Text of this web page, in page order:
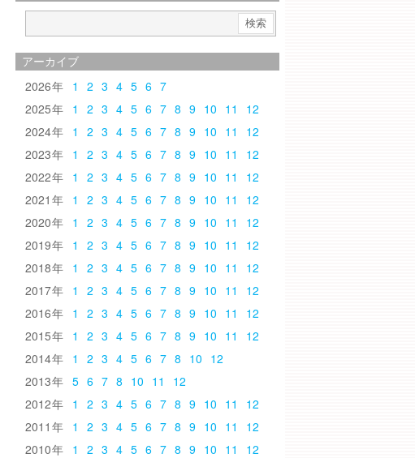
アーカイブ
2026 1 2 3 4 5 6 7
2025
1 2 3 4 5 6 7 8 9 10 11
12
2024
1 2 3 4 5 6 7 8 9 10 11
12
2023
1 2 3 4 5 6 7 8 9 10 11
12
2022
1 2 3 4 5 6 7 8 9 10 11
12
2021
1 2 3 4 5 6 7 8 9 10 11
12
2020
1 2 3 4 5 6 7 8 9 10 11
12
2019
1 2 3 4 5 6 7 8 9 10 11
12
2018
1 2 3 4 5 6 7 8 9 10 11
12
2017
1 2 3 4 5 6 7 8 9 10 11
12
2016
1 2 3 4 5 6 7 8 9 10 11
12
2015
1 2 3 4 5 6 7 8 9 10 11
12
2014
1 2 3 4 5 6 7 8 10 12
2013
5 6 7 8 10 11
12
2012
1 2 3 4 5 6 7 8 9 10 11
12
2011
1 2 3 4 5 6 7 8 9 10 11
12
2010
1 2 3 4 5 6 7 8 9 10 11
12